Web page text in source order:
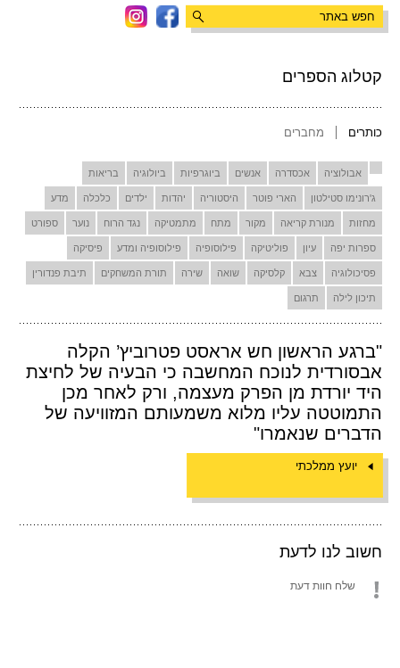
קטלוג הספרים
כותרים מחברים
אבולוציה אכסדרה אנשים ביוגרפיות ביולוגיה בריאות
ג'רונימו סטילטון הארי פוטר היסטוריה יהדות ילדים כלכלה מדע
מחזות מנורת קריאה מקור מתח מתמטיקה נגד הרוח נוער ספורט
ספרות יפה עיון פוליטיקה פילוסופיה פילוסופיה ומדע פיסיקה
פסיכולוגיה צבא קלסיקה שואה שירה תורת המשחקים תיבת פנדורין
תיכון לילה תרגום
"ברגע הראשון חש אראסט פטרוביץ’ הקלה
אבסורדית לנוכח המחשבה כי הבעיה של לחיצת
היד יורדת מן הפרק מעצמה, ורק לאחר מכן
התמוטטה עליו מלוא משמעותם המזוויעה של
הדברים שנאמרו"
יועץ ממלכתי
חשוב לנו לדעת
שלח חוות דעת